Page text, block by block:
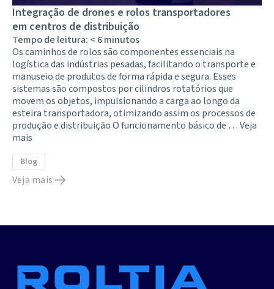
Integração de drones e rolos transportadores
em centros de distribuição
Tempo de leitura: < 6minutos
Os caminhos de rolos são componentes essenciais na
logística das indústrias pesadas, facilitando o transporte e
manuseio de produtos de forma rápida e segura. Esses
sistemas são compostos por cilindros rotatórios que
movem os objetos, impulsionando a carga ao longo da
esteira transportadora, otimizando assim os processos de
produção e distribuição O funcionamento básico de …Veja
mais
Blog
Veja mais